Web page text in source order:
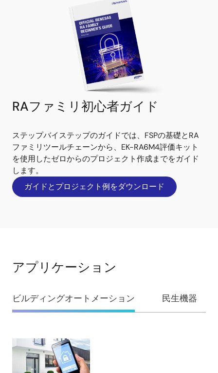
RAファミリ初心者ガイド
ステップバイステップのガイドでは、FSPの基礎とRA
ファミリツールチェーンから、EK-RA6M4評価キット
を使用したゼロからのプロジェクト作成までをガイド
します。
ガイドとプロジェクト例をダウンロード
アプリケーション
ビルディングオートメーション 民生機器
ビ